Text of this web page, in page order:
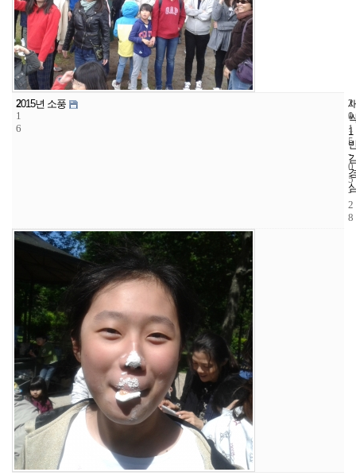
2
1
6
2015년 소풍
1
2
1
2
0
1
5
-
0
5
-
2
8